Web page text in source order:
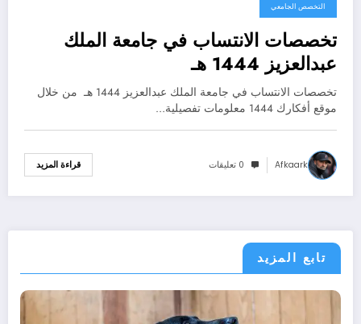
التخصص الجامعي
تخصصات الانتساب في جامعة الملك
عبدالعزيز 1444 هـ
تخصصات الانتساب في جامعة الملك عبدالعزيز 1444 هـ من خلال
موقع أفكارك 1444 معلومات تفصيلية…
Afkaark 0 تعليقات قراءة المزيد
تابع المزيد